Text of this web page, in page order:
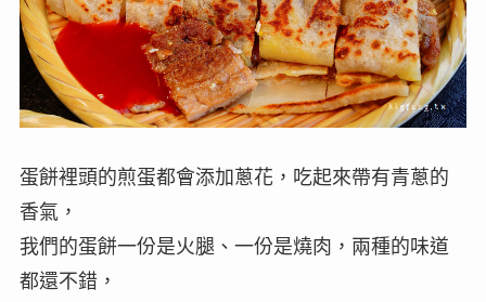
蛋餅裡頭的煎蛋都會添加蔥花，吃起來帶有青蔥的
香氣，
我們的蛋餅一份是火腿、一份是燒肉，兩種的味道
都還不錯，